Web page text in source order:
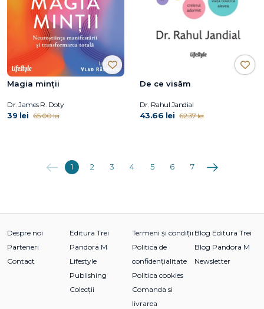
Magia minții
Dr. James R. Doty
39 lei 65.00 lei
De ce visăm
Dr. Rahul Jandial
43.66 lei 62.37 lei
Anterioara
1 2 3 4 5 6 7 Următoarea
Despre noi
Parteneri
Contact
Editura Trei
Pandora M
Lifestyle
Publishing
Colecții
Termeni și condiții
Politica de
confidențialitate
Politica cookies
Comanda si
livrarea
Blog Editura Trei
Blog Pandora M
Newsletter